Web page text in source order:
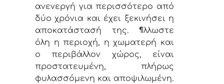
ανενεργή για περισσότερο από
δύο χρόνια και έχει ξεκινήσει η
αποκατάστασή της. ¶λλωστε
όλη η περιοχή, η χωματερή και
ο περιβάλλον χώρος, είναι
προστατευμένη, πλήρως
φυλασσόμενη και αποψιλωμένη.